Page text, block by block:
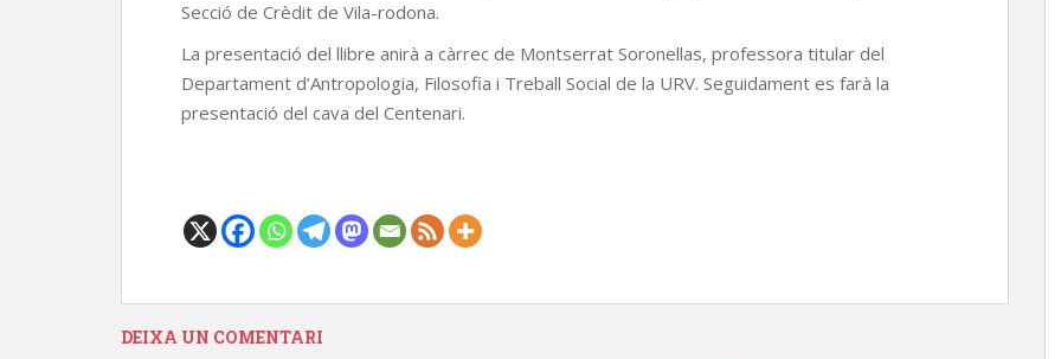
Secció de Crèdit de Vila-rodona.
La presentació del llibre anirà a càrrec de Montserrat Soronellas, professora titular del
Departament d’Antropologia, Filosofia i Treball Social de la URV. Seguidament es farà la
presentació del cava del Centenari.
DEIXA UN COMENTARI